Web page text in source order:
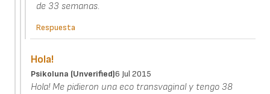
de 33 semanas.
Respuesta
Hola!
Psikoluna (unverified)6 Jul 2015
Hola! Me pidieron una eco transvaginal y tengo 38